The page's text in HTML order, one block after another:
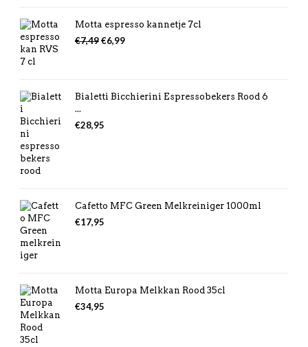
Motta espresso kannetje 7cl
€7,49 Oorspronkelijke
€7,49.
€6,99Huidige
€6,99.
Bialetti Bicchierini Espressobekers Rood 6
...
€28,95
Cafetto MFC Green Melkreiniger 1000ml
€17,95
Motta Europa Melkkan Rood 35cl
€34,95